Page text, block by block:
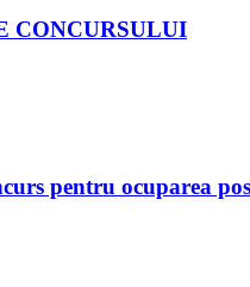
CONCURSULUI
pentru ocuparea